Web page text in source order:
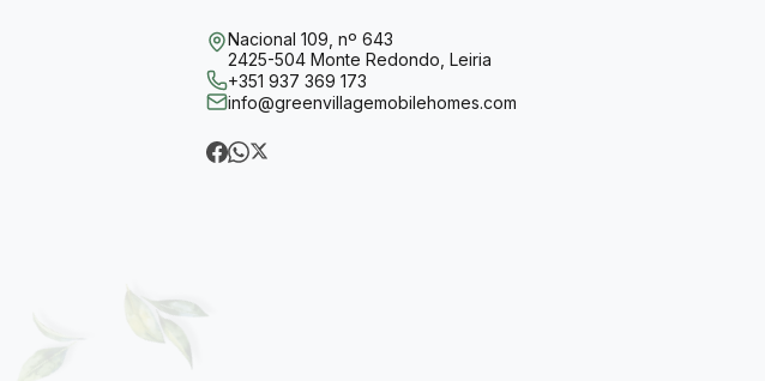
Nacional 109, nº 643
2425-504 Monte Redondo, Leiria
+351 937 369 173
info@greenvillagemobilehomes.com